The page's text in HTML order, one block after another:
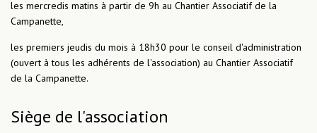
les mercredis matins à partir de 9h au Chantier Associatif de la
Campanette,
les premiers jeudis du mois à 18h30 pour le conseil d'administration
(ouvert à tous les adhérents de l'association) au Chantier Associatif
de la Campanette.
Siège de l'association